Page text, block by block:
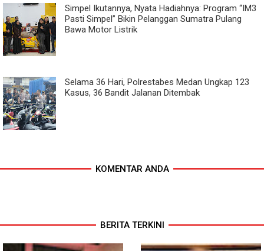
Simpel Ikutannya, Nyata Hadiahnya: Program “IM3
Pasti Simpel” Bikin Pelanggan Sumatra Pulang
Bawa Motor Listrik
Selama 36 Hari, Polrestabes Medan Ungkap 123
Kasus, 36 Bandit Jalanan Ditembak
KOMENTAR ANDA
BERITA TERKINI